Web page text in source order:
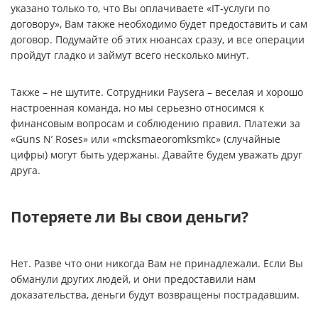
указано только то, что Вы оплачиваете «IT-услуги по
договору», Вам также необходимо будет предоставить и сам
договор. Подумайте об этих нюансах сразу, и все операции
пройдут гладко и займут всего несколько минут.
Также – не шутите. Сотрудники Paysera – веселая и хорошо
настроенная команда, но мы серьезно относимся к
финансовым вопросам и соблюдению правил. Платежи за
«Guns N’ Roses» или «mcksmaeoromksmkc» (случайные
цифры) могут быть удержаны. Давайте будем уважать друг
друга.
Потеряете ли Вы свои деньги?
Нет. Разве что они никогда Вам не принадлежали. Если Вы
обманули других людей, и они предоставили нам
доказательства, деньги будут возвращены пострадавшим.